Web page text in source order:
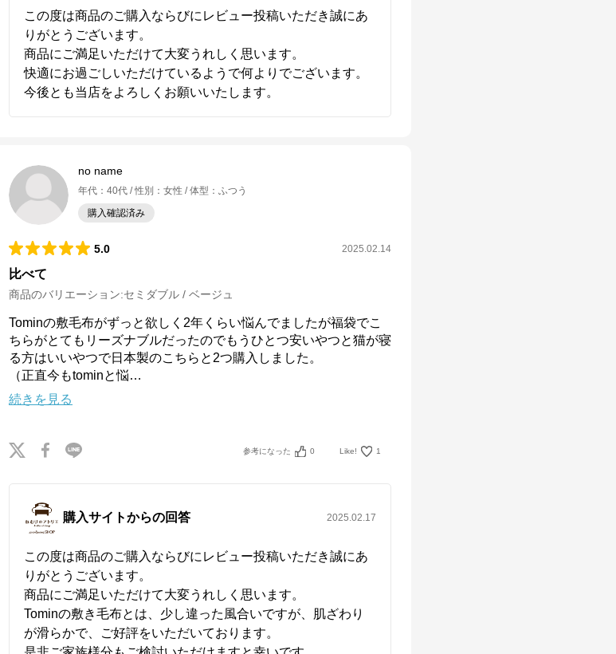
この度は商品のご購入ならびにレビュー投稿いただき誠にあ
りがとうございます。
商品にご満足いただけて大変うれしく思います。
快適にお過ごしいただけているようで何よりでございます。
今後とも当店をよろしくお願いいたします。
no name
年代 ： 40代 性別 ： 女性 体型 ： ふつう
購入確認済み
5.0 2025.02.14
比べて
商品のバリエーション:セミダブル / ベージュ
Tominの敷毛布がずっと欲しく2年くらい悩んでましたが福袋でこ
ちらがとてもリーズナブルだったのでもうひとつ安いやつと猫が寝
る方はいいやつで日本製のこちらと2つ購入しました。
（正直今もtominと悩…
続きを見る
参考になった 0 Like! 1
購入サイトからの回答 2025.02.17
この度は商品のご購入ならびにレビュー投稿いただき誠にあ
りがとうございます。
商品にご満足いただけて大変うれしく思います。
Tominの敷き毛布とは、少し違った風合いですが、肌ざわり
が滑らかで、ご好評をいただいております。